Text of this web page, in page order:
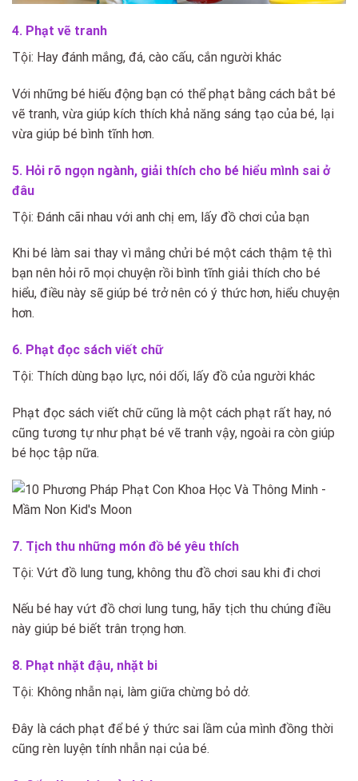
4. Phạt vẽ tranh
Tội: Hay đánh mắng, đá, cào cấu, cắn người khác
Với những bé hiếu động bạn có thể phạt bằng cách bắt bé
vẽ tranh, vừa giúp kích thích khả năng sáng tạo của bé, lại
vừa giúp bé bình tĩnh hơn.
5. Hỏi rõ ngọn ngành, giải thích cho bé hiểu mình sai ở
đâu
Tội: Đánh cãi nhau với anh chị em, lấy đồ chơi của bạn
Khi bé làm sai thay vì mắng chửi bé một cách thậm tệ thì
bạn nên hỏi rõ mọi chuyện rồi bình tĩnh giải thích cho bé
hiểu, điều này sẽ giúp bé trở nên có ý thức hơn, hiểu chuyện
hơn.
6. Phạt đọc sách viết chữ
Tội: Thích dùng bạo lực, nói dối, lấy đồ của người khác
Phạt đọc sách viết chữ cũng là một cách phạt rất hay, nó
cũng tương tự như phạt bé vẽ tranh vậy, ngoài ra còn giúp
bé học tập nữa.
7. Tịch thu những món đồ bé yêu thích
Tội: Vứt đồ lung tung, không thu đồ chơi sau khi đi chơi
Nếu bé hay vứt đồ chơi lung tung, hãy tịch thu chúng điều
này giúp bé biết trân trọng hơn.
8. Phạt nhặt đậu, nhặt bi
Tội: Không nhẫn nại, làm giữa chừng bỏ dở.
Đây là cách phạt để bé ý thức sai lầm của mình đồng thời
cũng rèn luyện tính nhẫn nại của bé.